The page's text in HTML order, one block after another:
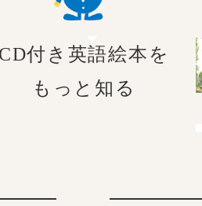
CD付き英語絵本を
もっと知る